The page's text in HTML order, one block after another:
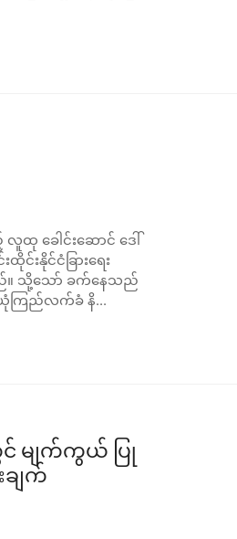
ထု ခေါင်းဆောင် ဒေါ်
င်းနိုင်ငံခြားရေး
ည်။ သို့သော် ခက်နေသည်
ယုံကြည်လက်ခံ နိ...
မျက်ကွယ် ပြု‌
ချက်